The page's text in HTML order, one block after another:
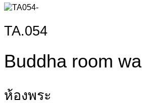
TA.054
Buddha room wall
ห้องพระ